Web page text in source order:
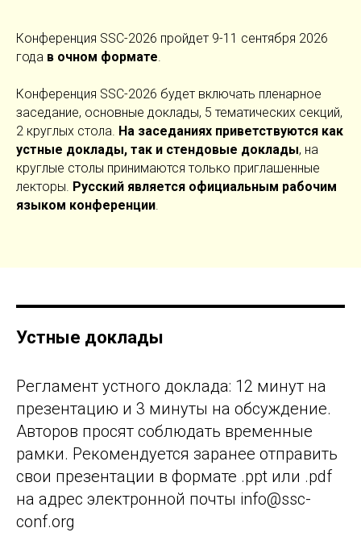
Конференция SSC-2026 пройдет 9-11 сентября 2026
года в очном формате.
Конференция SSC-2026 будет включать пленарное
заседание, основные доклады, 5 тематических секций,
2 круглых стола. На заседаниях приветствуются как
устные доклады, так и стендовые доклады, на
круглые столы принимаются только приглашенные
лекторы. Русский является официальным рабочим
языком конференции.
Устные доклады
Регламент устного доклада: 12 минут на
презентацию и 3 минуты на обсуждение.
Авторов просят соблюдать временные
рамки. Рекомендуется заранее отправить
свои презентации в формате .ppt или .pdf
на адрес электронной почты info@ssc-
conf.org